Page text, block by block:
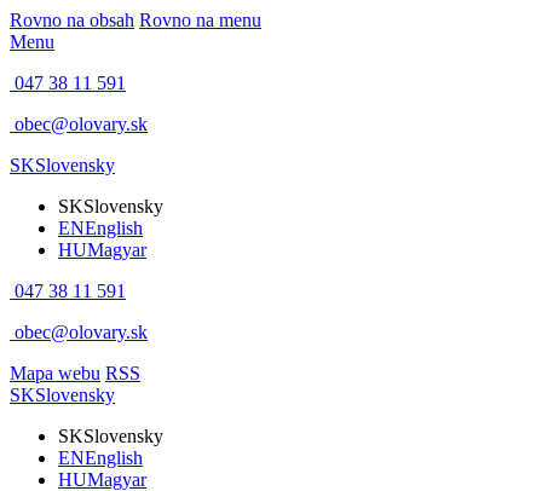
Rovno na obsah Rovno na menu
Menu
047 38 11 591
obec@olovary.sk
SKSlovensky
SKSlovensky
ENEnglish
HUMagyar
047 38 11 591
obec@olovary.sk
Mapa webu RSS
SKSlovensky
SKSlovensky
ENEnglish
HUMagyar